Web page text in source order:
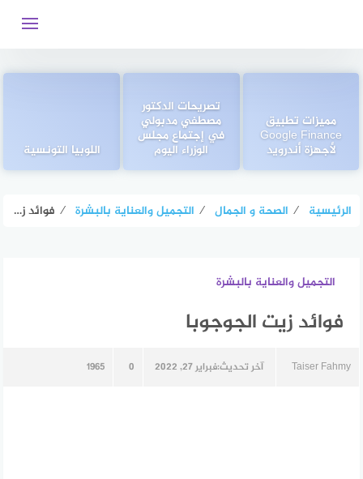
اللوبيا التونسية
تصريحات الدكتور
مصطفي مدبولي
في إجتماع مجلس
الوزراء اليوم
مميزات تطبيق
Google Finance
لأجهزة أندرويد
الرئيسية ⁄ الصحة و الجمال ⁄ التجميل والعناية بالبشرة ⁄ فوائد زيت الجوجوبا
التجميل والعناية بالبشرة
فوائد زيت الجوجوبا
Taiser Fahmy آخر تحديث:فبراير 27, 2022 0
1965